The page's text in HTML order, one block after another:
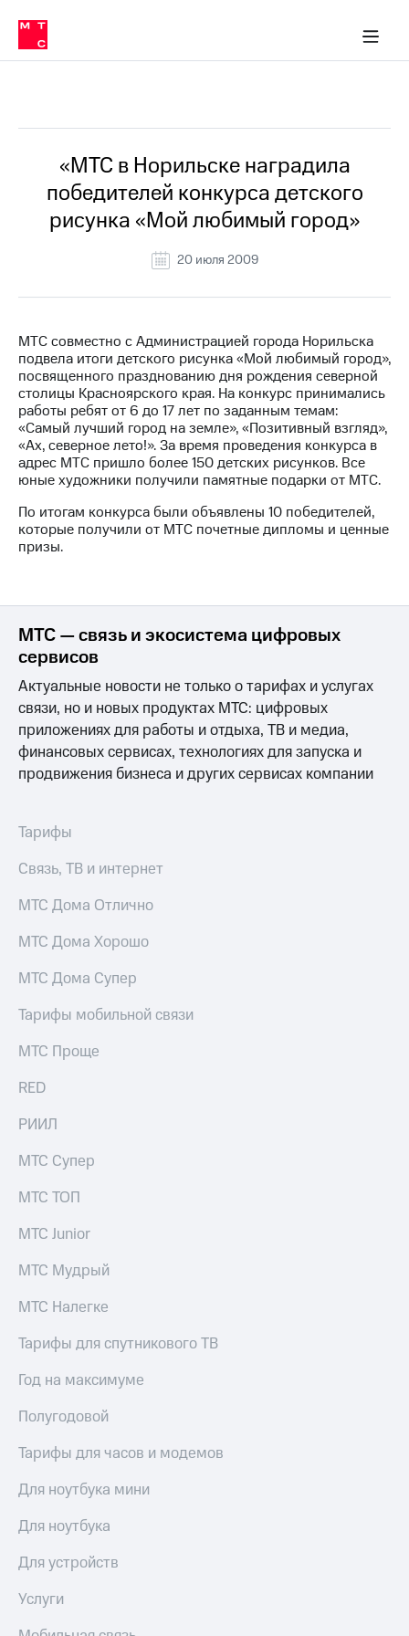
Медиа-центр
и акционерам
Устойчивое развитие
Комплаенс и деловая этика
компании
Карьера
История
компании
Руководство
информация
Контакты
Медиа-центр
Пресс-
релизы
МТС
о технологиях
Достижения
Интервью
Контакты
Новости
в
регионе
и акционерам
Корпоративное
управление
акционерам
ПАО
Собрания
Личный
акционера
капитал
Контроль
Описание
приобретения
выкупа
Дивиденды
облигаций
Описание
Уведомление
погашении
облигаций
Другое
Регистратор
Реквизиты
Контакты
развитие
деловая этика
в МТС
Пресс-
релизы
МТС
о технологиях
«МТС в Норильске наградила
победителей конкурса детского
рисунка «Мой любимый город»
20 июля 2009
МТС совместно с Администрацией города Норильска
подвела итоги детского рисунка «Мой любимый город»,
посвященного празднованию дня рождения северной
столицы Красноярского края. На конкурс принимались
работы ребят от 6 до 17 лет по заданным темам:
«Самый лучший город на земле», «Позитивный взгляд»,
«Ах, северное лето!». За время проведения конкурса в
адрес МТС пришло более 150 детских рисунков. Все
юные художники получили памятные подарки от МТС.
По итогам конкурса были объявлены 10 победителей,
которые получили от МТС почетные дипломы и ценные
призы.
МТС — связь и экосистема цифровых
сервисов
Актуальные новости не только о тарифах и услугах
связи, но и новых продуктах МТС: цифровых
приложениях для работы и отдыха, ТВ и медиа,
финансовых сервисах, технологиях для запуска и
продвижения бизнеса и других сервисах компании
Тарифы
Связь, ТВ и интернет
МТС Дома Отлично
МТС Дома Хорошо
МТС Дома Супер
Тарифы мобильной связи
МТС Проще
RED
РИИЛ
МТС Супер
МТС ТОП
МТС Junior
МТС Мудрый
МТС Налегке
Тарифы для спутникового ТВ
Год на максимуме
Полугодовой
Тарифы для часов и модемов
Для ноутбука мини
Для ноутбука
Для устройств
Услуги